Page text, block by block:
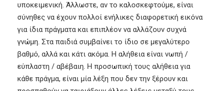
υποκειμενική. Άλλωστε, αν το καλοσκεφτούμε, είναι
σύνηθες να έχουν πολλοί ενήλικες διαφορετική εικόνα
για ίδια πράγματα και επιπλέον να αλλάζουν συχνά
γνώμη. Στα παιδιά συμβαίνει το ίδιο σε μεγαλύτερο
βαθμό, αλλά και κάτι ακόμα. Η αλήθεια είναι νωπή /
εύπλαστη / αβέβαιη. Η προσωπική τους αλήθεια για
κάθε πράγμα, είναι μία λέξη που δεν την ξέρουν και